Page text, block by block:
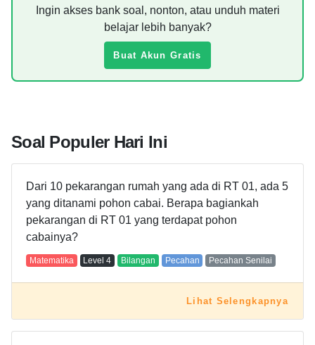
Ingin akses bank soal, nonton, atau unduh materi
belajar lebih banyak?
Buat Akun Gratis
Soal Populer Hari Ini
Dari 10 pekarangan rumah yang ada di RT 01, ada 5
yang ditanami pohon cabai. Berapa bagiankah
pekarangan di RT 01 yang terdapat pohon
cabainya?
Matematika Level 4 Bilangan Pecahan Pecahan Senilai
Lihat Selengkapnya